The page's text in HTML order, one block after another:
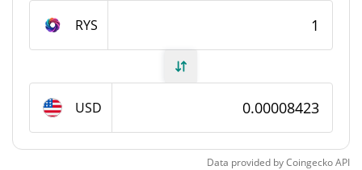
RefundYourSOL Предложение
Общее предложение 820 484 115,952 RYS
1 000 000 000 RYS
RYS
USD
Data provided byCoingeckoAPI